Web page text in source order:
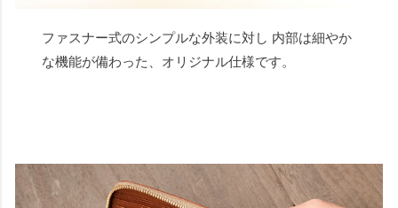
ファスナー式のシンプルな外装に対し 内部は細やか
な機能が備わった、オリジナル仕様です。